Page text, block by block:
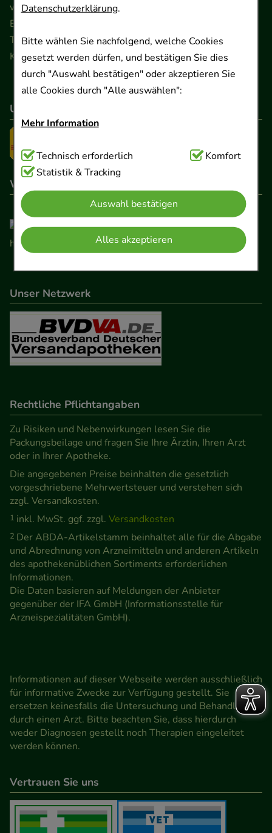
Datenschutzerklärung.
Bitte wählen Sie nachfolgend, welche Cookies
gesetzt werden dürfen, und bestätigen Sie dies
durch "Auswahl bestätigen" oder akzeptieren Sie
alle Cookies durch "Alle auswählen":
Mehr Information
Technisch Notwendig:Hierbei handelt es sich um
Cookies, die für die Grundfunktionen unserer
Website notwendig sind (z.B. Navigation,
Warenkorb, Kundenkonto), weshalb auf diese nicht
verzichtet werden kann.
Komfort:Diese Cookies werden genutzt um das
Einkaufserlebnis noch ansprechender zu gestalten,
beispielsweise für die Wiedererkennung des
Besuchers oder unsere Seite an bevorzugte
Verhaltensweisen (z.B. Spracheinstellung)
anzupassen. Komfort-Cookies ermöglichen es uns
auch auf Ihre Bedürfnisse zugeschrittene Inhalte
anzuzeigen und unser Partnerprogramm zu
Statistik & Tracking:Hierüber lassen sich
Informationen über die Art und Weise der Nutzung
unserer Website sammeln, mit deren Hilfe wir
unsere Website weiter für Sie optimieren können,
den Inhalt auf unserer Website aber auch die
Werbung auf Drittseiten möglichst relevant für Sie
zu gestalten. Bitte beachten Sie, dass Daten hierfür
teilweise an Dritte wie z.B. Google oder soziale
Medien übertragen werden.
Technisch erforderlich
Komfort
Statistik & Tracking
Auswahl bestätigen
Alles akzeptieren
www.ApoSalis.de· E-Mail:
Ernst-August-Platz 2 · 30159 Hannover
Telefon 0511 89 71 80 0 · Fax 0511 89 71 80 11
Kontaktformular
Unser Versanddienstleister
Wir sind hier gelistet
Unser Netzwerk
Rechtliche Pflichtangaben
Zu Risiken und Nebenwirkungen lesen Sie die
Packungsbeilage und fragen Sie Ihre Ärztin, Ihren Arzt
oder in Ihrer Apotheke.
Die angegebenen Preise beinhalten die gesetzlich
vorgeschriebene Mehrwertsteuer und verstehen sich
zzgl. Versandkosten.
1 inkl. MwSt. ggf. zzgl. Versandkosten
2 Der ABDA-Artikelstamm beinhaltet alle für die Abgabe
und Abrechnung von Arzneimitteln und anderen Artikeln
des apothekenüblichen Sortiments erforderlichen
Informationen.
Die Daten basieren auf Meldungen der Anbieter
gegenüber der IFA GmbH (Informationsstelle für
Arzneispezialitäten GmbH).
Informationen auf dieser Webseite werden ausschließlich
für informative Zwecke zur Verfügung gestellt. Sie
ersetzen keinesfalls die Untersuchung und Behandlung
durch einen Arzt. Bitte beachten Sie, dass hierdurch
weder Diagnosen gestellt noch Therapien eingeleitet
werden können.
Vertrauen Sie uns